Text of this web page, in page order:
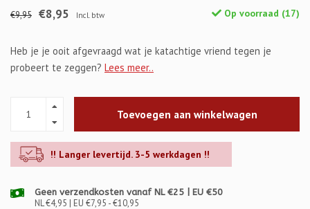
€9,95 €8,95 Incl. btw Op voorraad (17)
Heb je je ooit afgevraagd wat je katachtige vriend tegen je
probeert te zeggen? Lees meer..
Toevoegen aan winkelwagen
!! Langer levertijd. 3-5 werkdagen !!
Geen verzendkosten vanaf NL €25 | EU €50
NL €4,95 | EU €7,95 - €10,95